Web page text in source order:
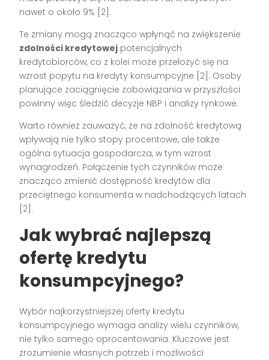
nawet o około 9% [2].
Te zmiany mogą znacząco wpłynąć na zwiększenie
zdolności kredytowej potencjalnych
kredytobiorców, co z kolei może przełożyć się na
wzrost popytu na kredyty konsumpcyjne [2]. Osoby
planujące zaciągnięcie zobowiązania w przyszłości
powinny więc śledzić decyzje NBP i analizy rynkowe.
Warto również zauważyć, że na zdolność kredytową
wpływają nie tylko stopy procentowe, ale także
ogólna sytuacja gospodarcza, w tym wzrost
wynagrodzeń. Połączenie tych czynników może
znacząco zmienić dostępność kredytów dla
przeciętnego konsumenta w nadchodzących latach
[2].
Jak wybrać najlepszą
ofertę kredytu
konsumpcyjnego?
Wybór najkorzystniejszej oferty kredytu
konsumpcyjnego wymaga analizy wielu czynników,
nie tylko samego oprocentowania. Kluczowe jest
zrozumienie własnych potrzeb i możliwości